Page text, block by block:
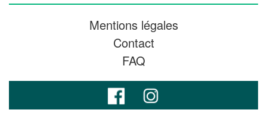
Mentions légales
Contact
FAQ